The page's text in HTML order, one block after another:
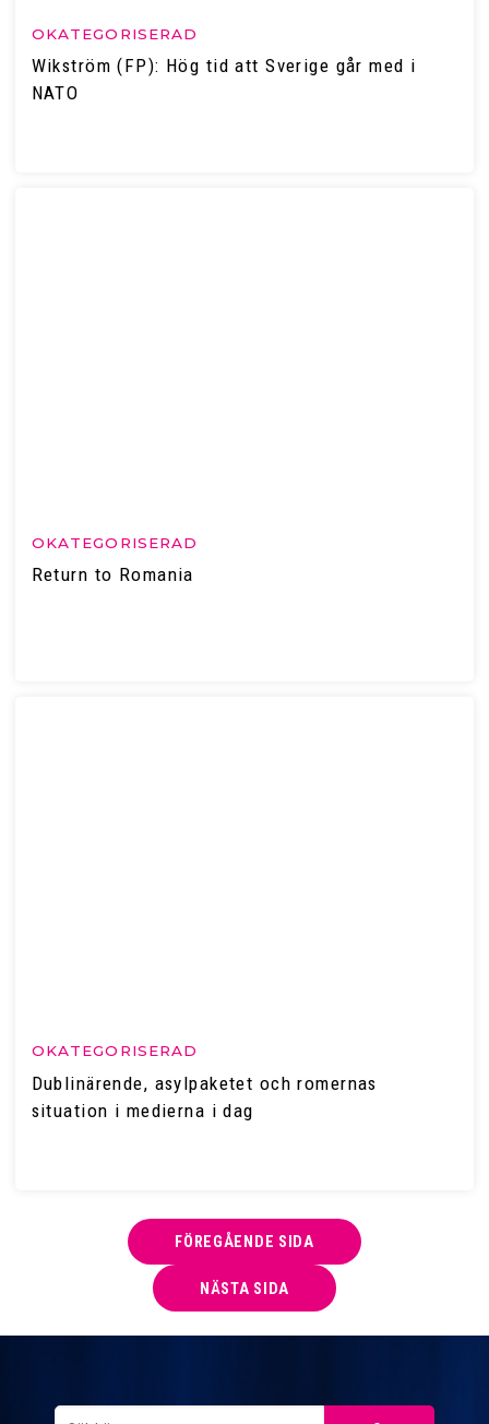
OKATEGORISERAD
Wikström (FP): Hög tid att Sverige går med i
NATO
OKATEGORISERAD
Return to Romania
OKATEGORISERAD
Dublinärende, asylpaketet och romernas
situation i medierna i dag
FÖREGÅENDE SIDA
NÄSTA SIDA